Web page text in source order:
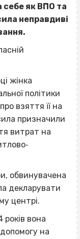
себе як ВПО та
неправдиві
жінка
політики
взяття її на
призначили
витрат на
обвинувачена
декларувати
центрі.
вона
на